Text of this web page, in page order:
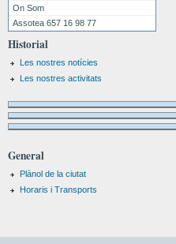
On Som
Assotea 657 16 98 77
Historial
Les nostres notícies
Les nostres activitats
General
Plànol de la ciutat
Horaris i Transports